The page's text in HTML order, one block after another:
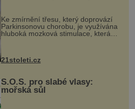
Ke zmírnění třesu, který doprovází
Parkinsonovu chorobu, je využívána
hluboká mozková stimulace, která
však vyžaduje vysoce invazivní
zákrok. Ultrazvuk zase není vhodný
k dostatečně přesnému zacílení ...
21stoleti.cz
S.O.S. pro slabé vlasy:
mořská sůl